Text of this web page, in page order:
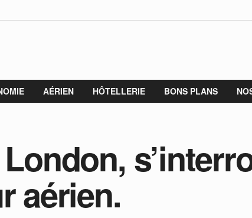
AÉRIEN HÔTELLERIE BONS PLANS
aérien.